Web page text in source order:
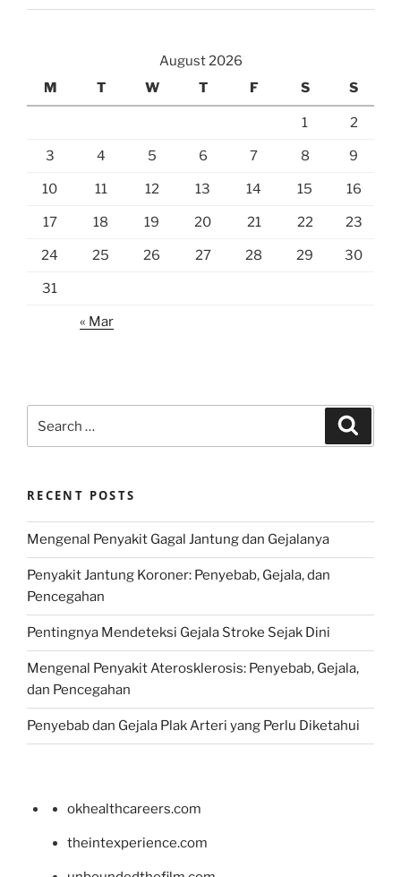
August 2026
M
T W T F S S
1 2
3 4 5 6 7 8 9
10 11 12 13 14 15 16
17 18 19 20 21 22 23
24 25 26 27 28 29 30
31
« Mar
for:
RECENT POSTS
Mengenal Penyakit Gagal Jantung dan Gejalanya
Penyakit Jantung Koroner: Penyebab, Gejala, dan
Pencegahan
Pentingnya Mendeteksi Gejala Stroke Sejak Dini
Mengenal Penyakit Aterosklerosis: Penyebab, Gejala,
dan Pencegahan
Penyebab dan Gejala Plak Arteri yang Perlu Diketahui
okhealthcareers.com
theintexperience.com